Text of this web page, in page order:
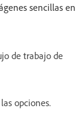
sencillas en
de trabajo de
opciones.